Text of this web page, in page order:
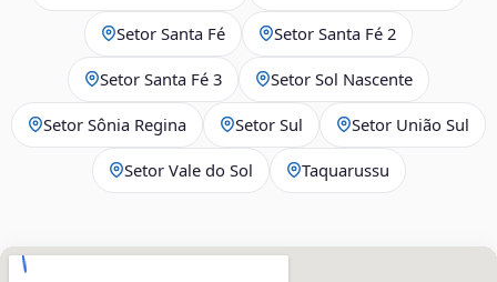
Setor Santa Fé Setor Santa Fé 2
Setor Santa Fé 3 Setor Sol Nascente
Setor Sônia Regina Setor Sul Setor União Sul
Setor Vale do Sol Taquarussu